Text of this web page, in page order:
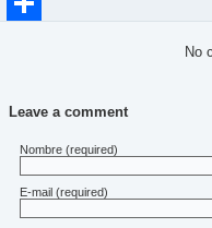
No
Leave a comment
Nombre (required)
E-mail (required)